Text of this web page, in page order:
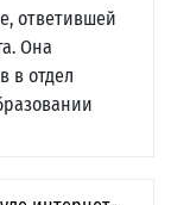
ответившей
Она
в отдел